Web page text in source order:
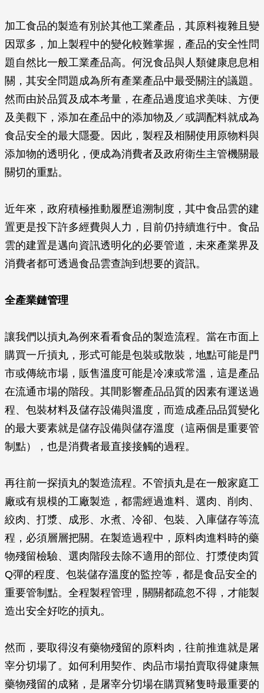
加工食品的製造有別於其他工業產品，其原料複雜且變
因眾多，加上製程中的變化較難掌握，產品的安全性問
題自然比一般工業產品高。何況食品與人類健康息息相
關，其安全問題成為所有產業產品中最受關注的議題。
然而由於品質及成本考量，在產品過度追求美味、方便
及美觀下，添加在產品中的添加物及／或調配料就成為
食品安全的最大隱憂。因此，製程及相關使用原物料與
添加物的透明化，便成為消費者及政府衛生主管機關最
關切的重點。
近年來，政府積極推動履歷追溯制度，其中食品雲的建
置更是投下許多經費與人力，目前仍持續進行中。食品
雲的建置是邁向資訊透明化的必要管道，未來產業界及
消費者都可透過食品雲查詢到想要的資訊。
全產業鏈管理
讓我們以摃丸為例來看看食品的製造流程。當在市面上
購買一斤摃丸，形式可能是包裝或散裝，地點可能是門
市或傳統市場，販售溫度可能是冷凍或常溫，這是產品
在流通市場的階段。其間影響產品品質的因素有運送過
程、包裝材料及儲存設備與溫度，而造成產品品質變化
的最大要素就是儲存設備與儲存溫度（這兩個是重要管
制點），也是消費者最直接接觸的過程。
再往前一探摃丸的製造流程。不管摃丸是在一般家庭工
廠或有規模的工廠製造，都需經過進料、選肉、削肉、
絞肉、打漿、成形、水煮、冷卻、包裝、入庫儲存等流
程，必須層層把關。在製造過程中，原料肉進料時的藥
物殘留檢驗、選肉階段去除不適用的部位、打漿使肉質
Q彈的程度、包裝儲存溫度的監控等，都是食品安全的
重要管制點。全程製程管理，關關都疏忽不得，才能製
造出安全好吃的摃丸。
然而，要取得沒有藥物殘留的原料肉，往前推進就是屠
宰分切場了。如何利用契作、肉品市場拍賣取得健康無
藥物殘留的成豬，是屠宰分切場在購買豬隻時最重要的